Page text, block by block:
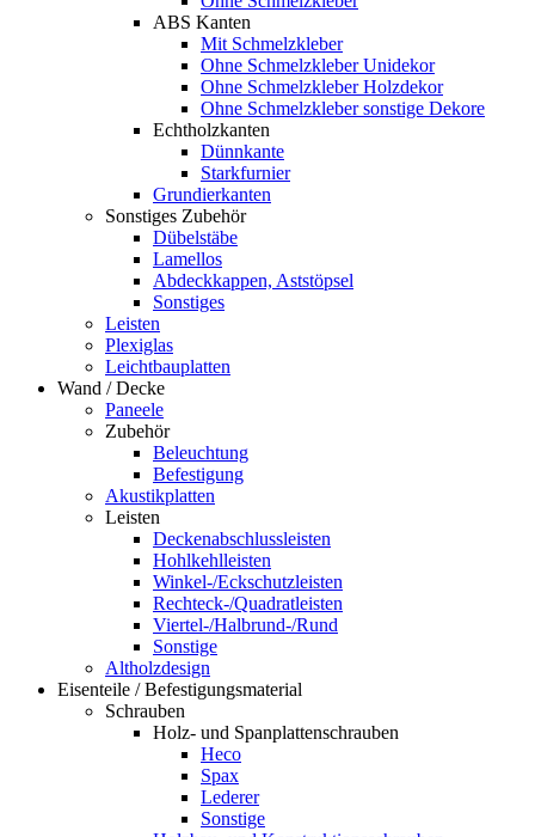
ABS Kanten
Mit Schmelzkleber
Ohne Schmelzkleber Unidekor
Ohne Schmelzkleber Holzdekor
Ohne Schmelzkleber sonstige Dekore
Echtholzkanten
Dünnkante
Starkfurnier
Grundierkanten
Sonstiges Zubehör
Dübelstäbe
Lamellos
Abdeckkappen, Aststöpsel
Sonstiges
Leisten
Plexiglas
Leichtbauplatten
Wand / Decke
Paneele
Zubehör
Beleuchtung
Befestigung
Akustikplatten
Leisten
Deckenabschlussleisten
Hohlkehlleisten
Winkel-/Eckschutzleisten
Rechteck-/Quadratleisten
Viertel-/Halbrund-/Rund
Sonstige
Altholzdesign
Eisenteile / Befestigungsmaterial
Schrauben
Holz- und Spanplattenschrauben
Heco
Spax
Lederer
Sonstige